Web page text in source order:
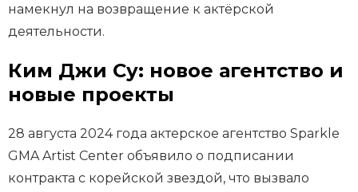
намекнул на возвращение к актёрской
деятельности.
Ким Джи Су: новое агентство и
новые проекты
28 августа 2024 года актерское агентство Sparkle
GMA Artist Center объявило о подписании
контракта с корейской звездой, что вызвало